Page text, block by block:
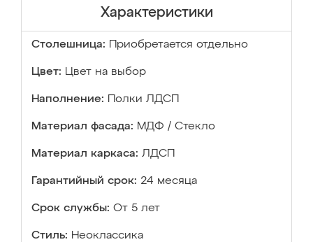
Характеристики
Столешница: Приобретается отдельно
Цвет: Цвет на выбор
Наполнение: Полки ЛДСП
Материал фасада: МДФ / Стекло
Материал каркаса: ЛДСП
Гарантийный срок: 24 месяца
Срок службы: От 5 лет
Стиль: Неоклассика